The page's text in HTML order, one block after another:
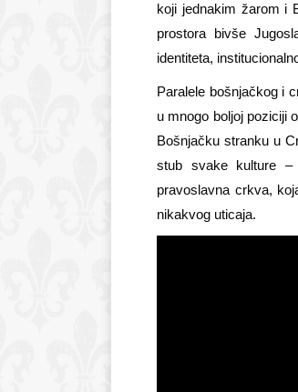
koji jednakim žarom i
prostora bivše
identiteta,
Paralele bošnjačkog i
u mnogo boljoj poziciji
Bošnjačku stranku u
stub svake kulture –
pravoslavna crkva,
nikakvog uticaja.